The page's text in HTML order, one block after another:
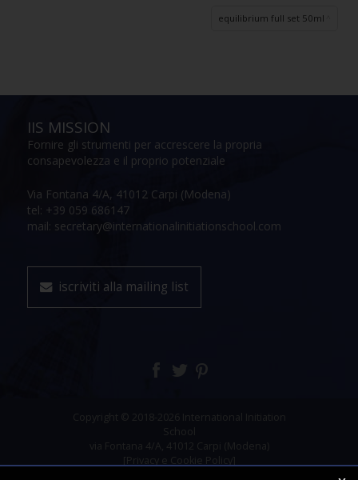
equilibrium full set 50ml
IIS MISSION
Fornire gli strumenti per accrescere la propria
consapevolezza e il proprio potenziale
Via Fontana 4/A, 41012 Carpi (Modena)
tel: +39 059 686147
mail: secretary@internationalinitiationschool.com
iscriviti alla mailing list
Copyright © 2018-2026 International Initiation
School
via Fontana 4/A, 41012 Carpi (Modena)
[Privacy e Cookie Policy]